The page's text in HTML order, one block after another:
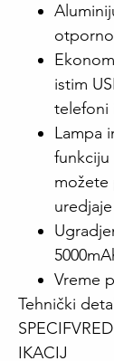
istim
telefoni
Lampa
možete
uredjaje
Vreme
Tehnički
SPECIF
IKACIJ